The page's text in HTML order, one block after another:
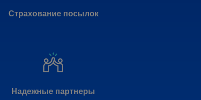
Страхование посылок
Надежные партнеры